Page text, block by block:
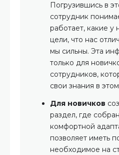
Погрузившись в
сотрудник
работает, какие у
цели, что нас
мы сильны. Эта
только для
сотрудников,
свои знания в
Для новичков
раздел, где
комфортной
позволяет иметь
необходимое на